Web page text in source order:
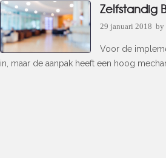
Zelfstandig
29 januari 2018 by
Voor de
in, maar de aanpak heeft een hoog